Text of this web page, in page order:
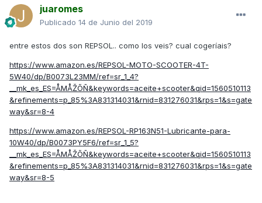
juaromes
Publicado 14 de Junio del 2019
entre estos dos son REPSOL.. como los veis? cual cogeríais?
https://www.amazon.es/REPSOL-MOTO-SCOOTER-4T-
5W40/dp/B0073L23MM/ref=sr_1_4?
__mk_es_ES=ÅMÅŽÕÑ&keywords=aceite+scooter&qid=1560510113
&refinements=p_85%3A831314031&rnid=831276031&rps=1&s=gate
way&sr=8-4
https://www.amazon.es/REPSOL-RP163N51-Lubricante-para-
10W40/dp/B0073PY5F6/ref=sr_1_5?
__mk_es_ES=ÅMÅŽÕÑ&keywords=aceite+scooter&qid=1560510113
&refinements=p_85%3A831314031&rnid=831276031&rps=1&s=gate
way&sr=8-5